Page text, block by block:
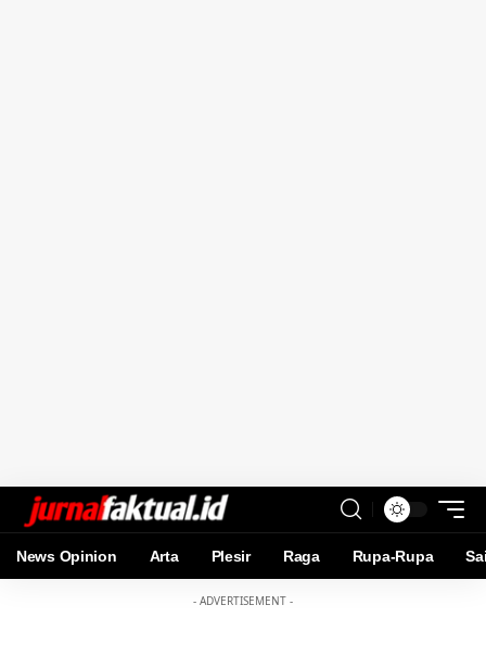
News Opinion Arta Plesir Raga Rupa-Rupa
- ADVERTISEMENT -